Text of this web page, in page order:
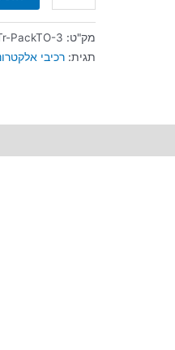
מק"ט: PackTO-3
תגית: רכיבי